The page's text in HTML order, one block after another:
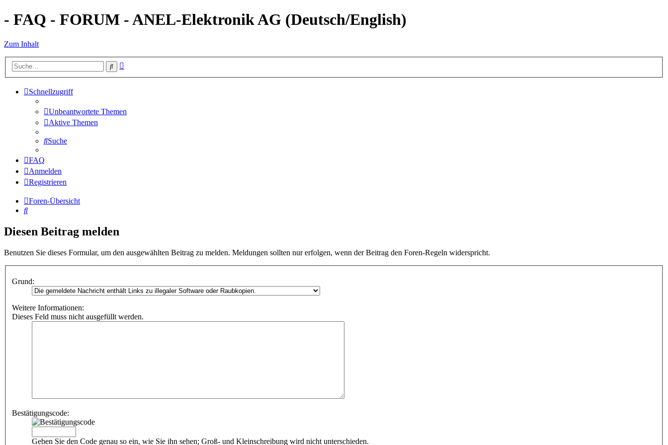
- FAQ - FORUM - ANEL-Elektronik AG (Deutsch/English)
Zum Inhalt
Suche
Schnellzugriff
Unbeantwortete Themen
Aktive Themen
Suche
FAQ
Anmelden
Registrieren
Foren-Übersicht
Suche
Diesen Beitrag melden
Benutzen Sie dieses Formular, um den ausgewählten Beitrag zu melden. Meldungen sollten nur erfolgen, wenn der Beitrag den Foren-Regeln widerspricht.
Grund:
Weitere Informationen:
Dieses Feld muss nicht ausgefüllt werden.
Bestätigungscode:
Geben Sie den Code genau so ein, wie Sie ihn sehen; Groß- und Kleinschreibung wird nicht unterschieden.